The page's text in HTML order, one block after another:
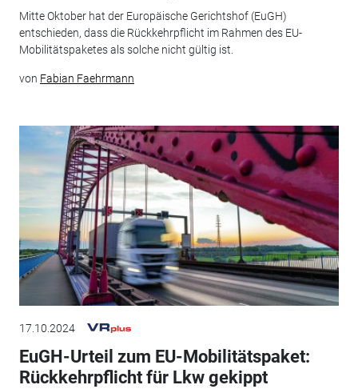
Mitte Oktober hat der Europäische Gerichtshof (EuGH)
entschieden, dass die Rückkehrpflicht im Rahmen des EU-
Mobilitätspaketes als solche nicht gültig ist.
von Fabian Faehrmann
17.10.2024
EuGH-Urteil zum EU-Mobilitätspaket:
Rückkehrpflicht für Lkw gekippt